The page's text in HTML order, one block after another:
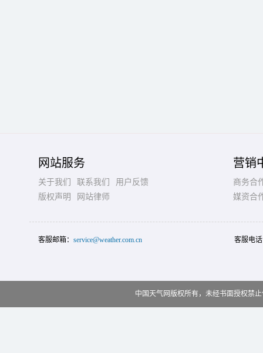
网站服务
关于我们 联系我们
用户反馈
版权声明
网站律师
营销
商务合
媒资合
客服邮箱： service@weather.com.cn 客服电
中国天气网版权所有，未经书面授权